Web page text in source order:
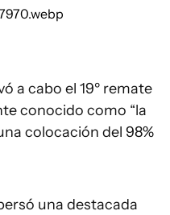
a cabo el 19º remate
conocido como “la
colocación del 98%
una destacada